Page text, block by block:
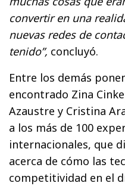
convertir en una
nuevas redes de
tenido”, concluyó.
Entre los demás
encontrado Zina
Azaustre y Cristina
a los más de 100
internacionales, que
acerca de cómo las
competitividad en el